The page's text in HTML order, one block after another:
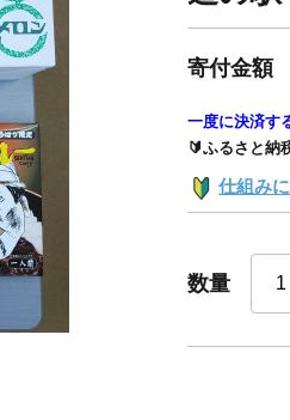
寄付金額
一度に決済す
🔰ふるさと納
仕組み
数量